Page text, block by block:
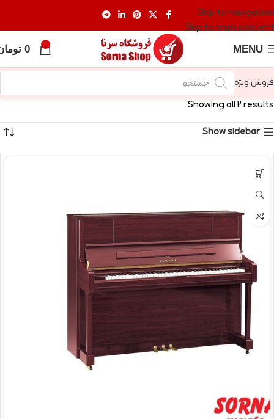
Skip to navigation
Skip to main content
MENU
0
0
فروش ویژه
Showing all 2 results
Show sidebar